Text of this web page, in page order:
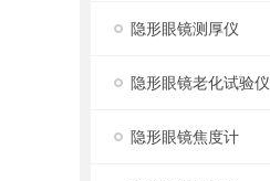
隐形眼镜测厚仪
隐形眼镜老化试验仪
隐形眼镜焦度计